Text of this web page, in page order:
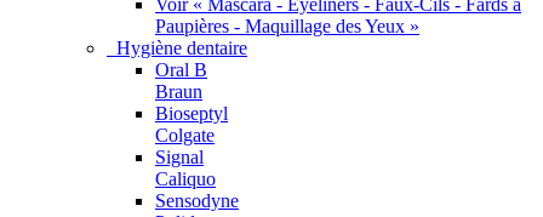
Voir « Mascara - Eyeliners - Faux-Cils - Fards à
Paupières - Maquillage des Yeux »
Hygiène dentaire
Oral B
Braun
Bioseptyl
Colgate
Signal
Caliquo
Sensodyne